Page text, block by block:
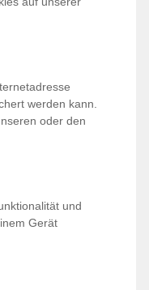
werden kann.
oder den
und
Gerät